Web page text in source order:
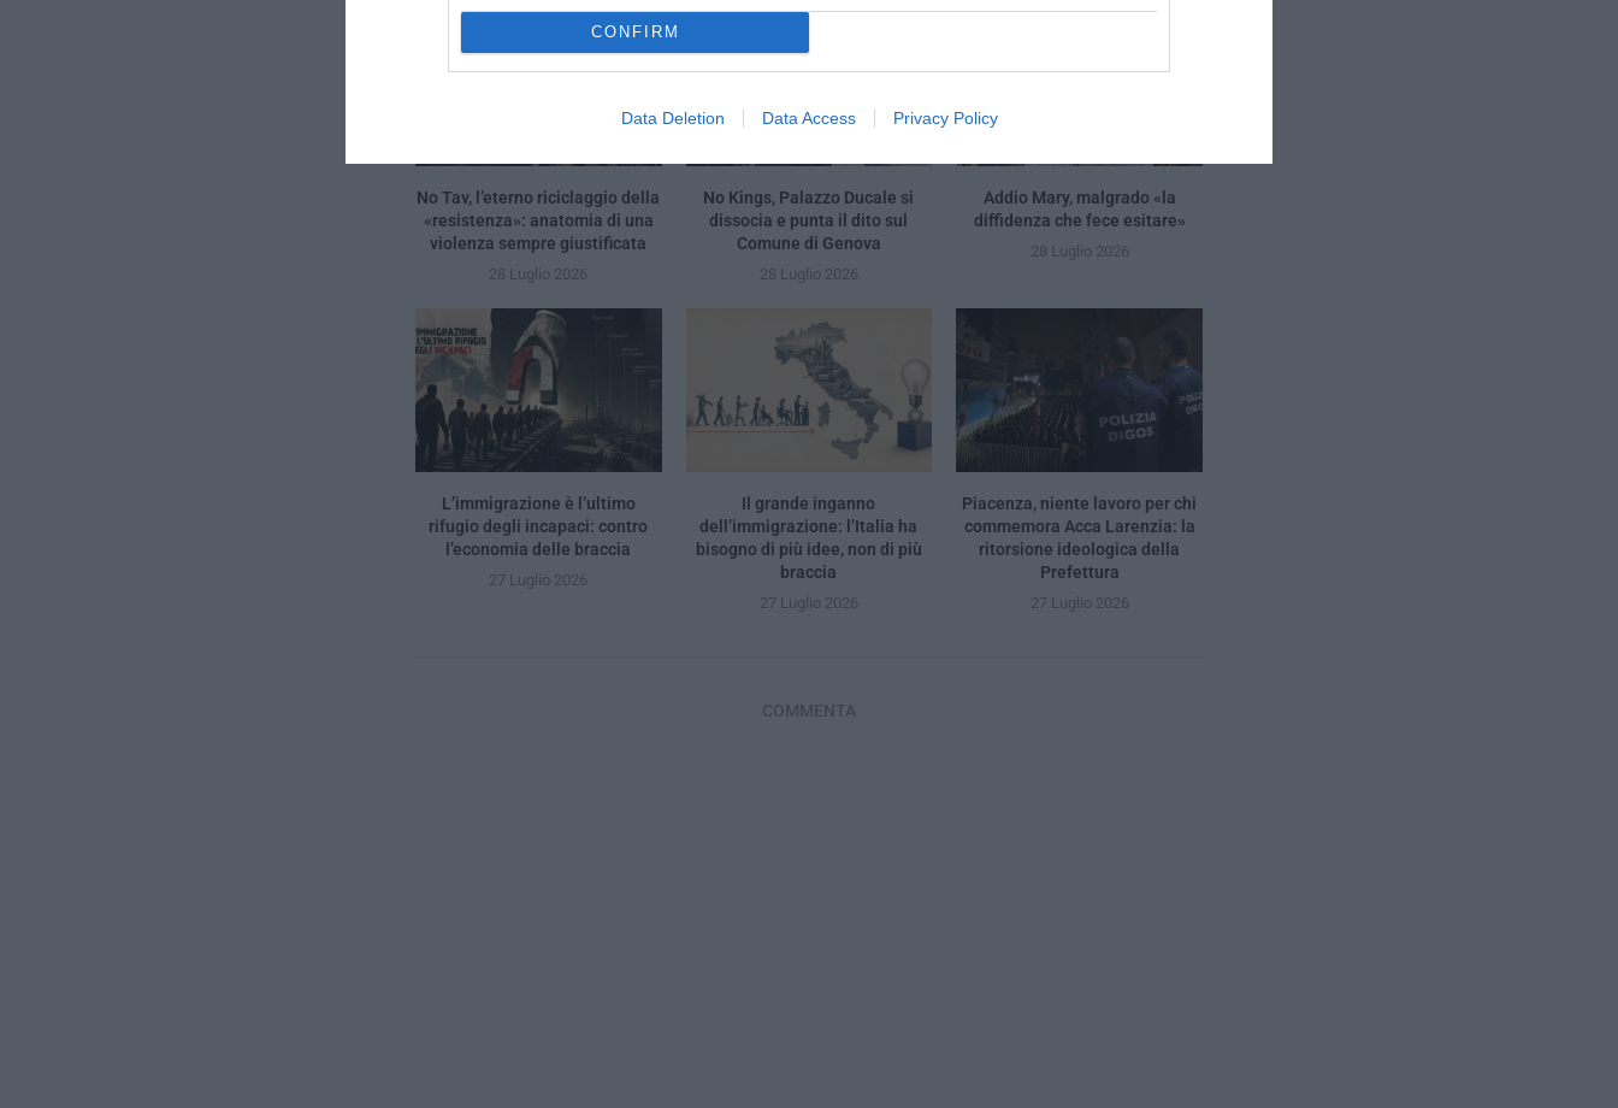
CONFIRM
Data Deletion Data Access Privacy Policy
No Tav, l’eterno riciclaggio della
«resistenza»: anatomia di una
violenza sempre giustificata
28 Luglio 2026
No Kings, Palazzo Ducale si
dissocia e punta il dito sul
Comune di Genova
28 Luglio 2026
Addio Mary, malgrado «la
diffidenza che fece esitare»
28 Luglio 2026
L’immigrazione è l’ultimo
rifugio degli incapaci: contro
l’economia delle braccia
27 Luglio 2026
Il grande inganno
dell’immigrazione: l’Italia ha
bisogno di più idee, non di più
braccia
27 Luglio 2026
Piacenza, niente lavoro per chi
commemora Acca Larenzia: la
ritorsione ideologica della
Prefettura
27 Luglio 2026
COMMENTA